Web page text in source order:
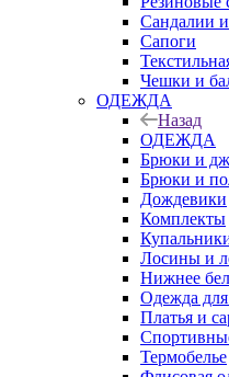
Сандалии
Сапоги
Чешки и
ОДЕЖДА
Назад
ОДЕЖДА
Брюки и
Брюки и
Дождевики
Комплекты
Лосины и
Нижнее
Одежда
Платья и
Термобелье